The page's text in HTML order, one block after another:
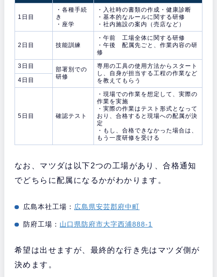
1日目
・各種手続
き
・座学
・入社時の書類の作成・健康診断
・基本的なルールに関する研修
・社内施設の案内（売店など）
2日目 技能訓練
・午前 工場全体に関する研修
・午後 配属先ごと、作業内容の研
修
3日目
部署別での
研修
専用の工具の使用方法からスタート
し、自身が担当する工程の作業など
を教えてもらう
4日目
5日目 確認テスト
・現場での作業を想定して、実際の
作業を実施
・実際の作業はテスト形式となって
おり、合格すると現場への配属が決
定
・もし、合格できなかった場合は、
もう一度研修を受ける
なお、マツダは以下2つの工場があり、合格通知
でどちらに配属になるかがわかります。
広島本社工場： 広島県安芸郡府中町
防府工場： 山口県防府市大字西浦888-1
希望は出せますが、最終的な行き先はマツダ側が
決めます。